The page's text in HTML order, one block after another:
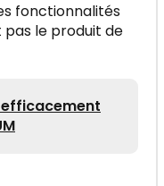
fonctionnalités
pas le produit de